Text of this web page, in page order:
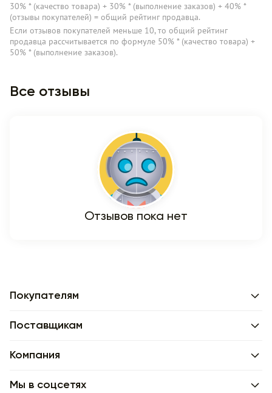
30% * (качество товара) + 30% * (выполнение заказов) + 40% *
(отзывы покупателей) = общий рейтинг продавца.
Если отзывов покупателей меньше 10, то общий рейтинг
продавца рассчитывается по формуле 50% * (качество товара) +
50% * (выполнение заказов).
Все отзывы
Отзывов пока нет
Покупателям
Поставщикам
Компания
Мы в соцсетях